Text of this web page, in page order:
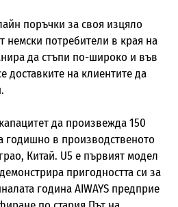
поръчки за своя изцяло
немски потребители в края на
да стъпи по-широко и във
на клиентите да
да произвежда 150
годишно в производственото
Китай. U5 е първият модел
пригодността си за
година AIWAYS предприе